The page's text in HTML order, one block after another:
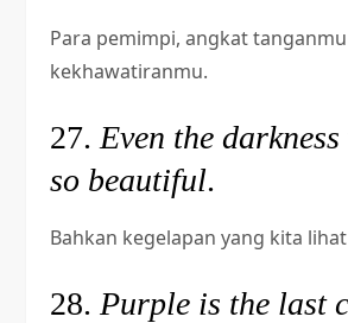
Para pemimpi, angkat
kekhawatiranmu.
27. Even the darkness
so beautiful.
Bahkan kegelapan yang kita
28. Purple is the last